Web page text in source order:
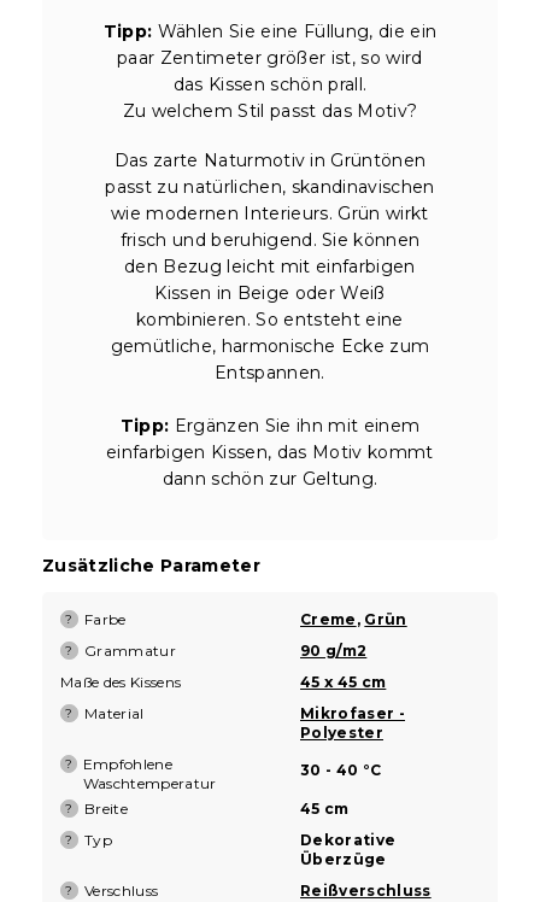
Tipp: Wählen Sie eine Füllung, die ein
paar Zentimeter größer ist, so wird
das Kissen schön prall.
Zu welchem Stil passt das Motiv?
Das zarte Naturmotiv in Grüntönen
passt zu natürlichen, skandinavischen
wie modernen Interieurs. Grün wirkt
frisch und beruhigend. Sie können
den Bezug leicht mit einfarbigen
Kissen in Beige oder Weiß
kombinieren. So entsteht eine
gemütliche, harmonische Ecke zum
Entspannen.
Tipp: Ergänzen Sie ihn mit einem
einfarbigen Kissen, das Motiv kommt
dann schön zur Geltung.
Zusätzliche Parameter
? Farbe Creme , Grün
? Grammatur
90 g/m2
Maße des Kissens
45 x 45 cm
? Material
Mikrofaser -
Polyester
?
Empfohlene
Waschtemperatur
30 - 40 °C
? Breite 45 cm
? Typ
Dekorative
Überzüge
? Verschluss
Reißverschluss